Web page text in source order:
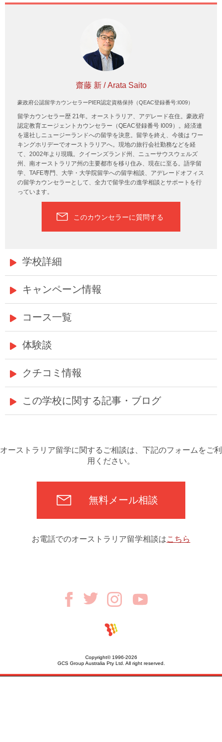
齋藤 新 / Arata Saito
豪政府公認留学カウンセラーPIER認定資格保持（QEAC登録番号:I009）
留学カウンセラー歴 21年。オーストラリア、アデレード在住。豪政府
認定教育エージェントカウンセラー（QEAC登録番号 I009）。経済連
を退社しニュージーランドへの留学を決意。留学を終え、今後は ワー
キングホリデーでオーストラリアへ。現地の旅行会社勤務などを経
て、2002年より現職。クイーンズランド州、ニューサウスウェルズ
州、南オーストラリア州の主要都市を移り住み、現在に至る。語学留
学、TAFE専門、大学・大学院留学への留学相談、アデレードオフィス
の留学カウンセラーとして、全力で留学生の進学相談とサポートを行
っています。
このカウンセラーに質問する
学校詳細
キャンペーン情報
コース一覧
体験談
クチコミ情報
この学校に関する記事・ブログ
オーストラリア留学に関するご相談は、下記のフォームをご利
用ください。
無料メール相談
お電話でのオーストラリア留学相談はこちら
Copyright© 1996-2026
GCS Group Australia Pty Ltd. All right reserved.